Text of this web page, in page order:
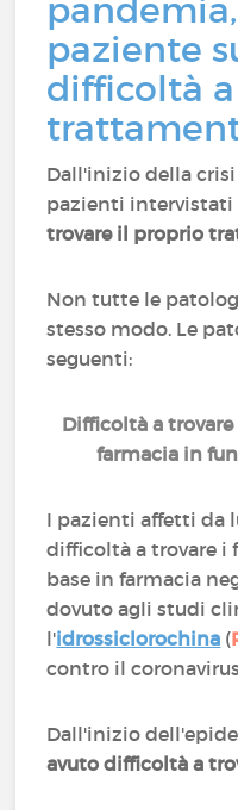
paziente
difficoltà
Dall'inizio della
pazienti intervistati
trovare il proprio
Non tutte le
stesso modo. Le
seguenti:
Difficoltà a
farmacia in
I pazienti affetti da
difficoltà a trovare i
base in farmacia
dovuto agli studi
l'idrossiclorochina (
contro il
Dall'inizio
avuto difficoltà a